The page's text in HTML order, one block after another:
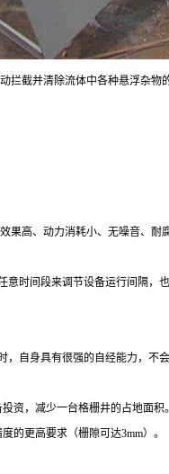
拦截并清除流体中各种悬浮杂
果高、动力消耗小、无噪音、耐
意时间段来调节设备运行间隔，
，自身具有很强的自经能力，不
资，减少一台格栅井的占地面积。
的更高要求（栅隙可达3mm）。